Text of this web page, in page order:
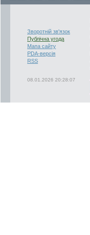
Зворотній зв'язок
Публічна угода
Мапа сайту
PDA-версія
RSS
08.01.2026 20:28:07